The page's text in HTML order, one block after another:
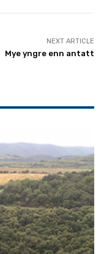
NEXT ARTICLE
Mye yngre enn antatt